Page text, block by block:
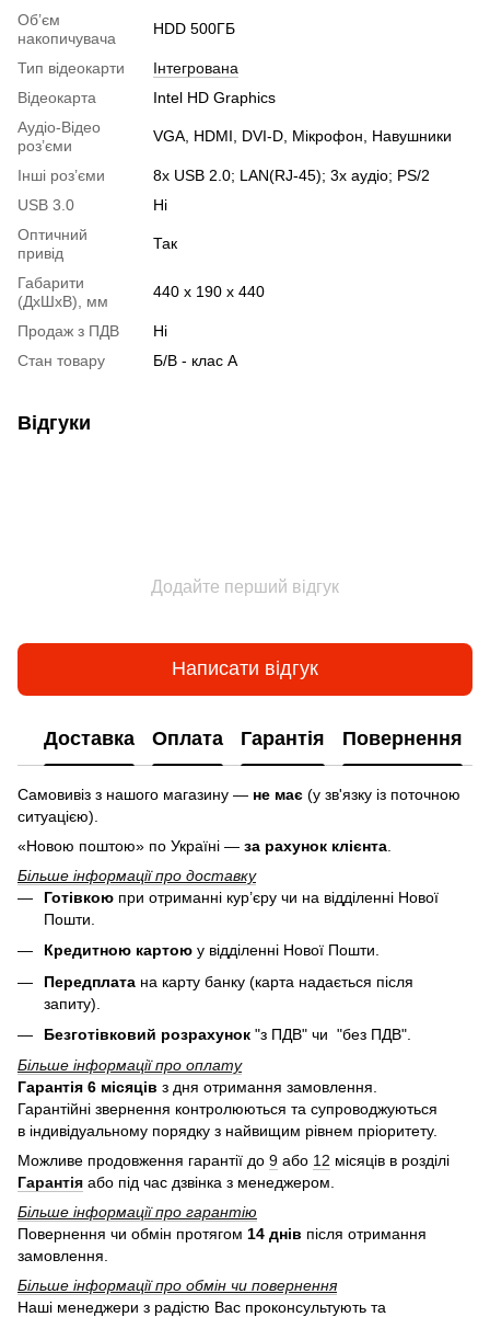
Об’єм
накопичувача
HDD 500ГБ
Тип відеокарти
Інтегрована
Відеокарта
Intel HD Graphics
Аудіо-Відео
роз’єми
VGA, HDMI, DVI-D, Мікрофон, Навушники
Інші роз’єми
8x USB 2.0; LAN(RJ-45); 3x аудіо; PS/2
USB 3.0
Ні
Оптичний
привід
Так
Габарити
(ДхШхВ), мм
440 x 190 x 440
Продаж з ПДВ
Ні
Стан товару
Б/В - клас А
Відгуки
Додайте перший відгук
Написати відгук
Доставка Оплата Гарантія Повернення
Самовивіз з нашого магазину — не має (у зв'язку із поточною
ситуацією).
«Новою поштою» по Україні — за рахунок клієнта
Більше інформації про доставку
Готівкою при отриманні кур’єру чи на відділенні Нової
Пошти.
Кредитною картою у відділенні Нової Пошти.
Передплата на карту банку (карта надається після
запиту).
Безготівковий розрахунок "з ПДВ" чи "без ПДВ".
Більше інформації про оплату
Гарантія 6 місяців з дня отримання замовлення.
Гарантійні звернення контролюються та супроводжуються
в індивідуальному порядку з найвищим рівнем пріоритету.
Можливе продовження гарантії до 9 або 12 місяців в розділі
Гарантія або під час дзвінка з менеджером.
Більше інформації про гарантію
Повернення чи обмін протягом 14 днів після отримання
замовлення.
Більше інформації про обмін чи повернення
Наші менеджери з радістю Вас проконсультують та